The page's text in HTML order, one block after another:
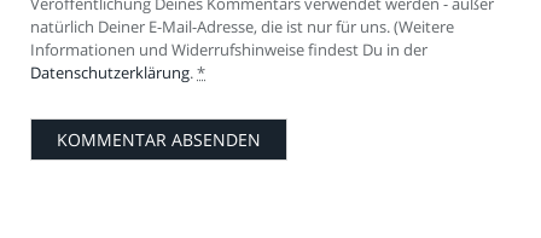
natürlich Deiner E-Mail-Adresse, die ist nur für uns. (Weitere
Informationen und Widerrufshinweise findest Du in der
Datenschutzerklärung.*